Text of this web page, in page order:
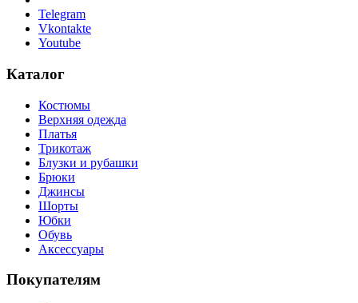
Telegram
Vkontakte
Youtube
Каталог
Костюмы
Верхняя одежда
Платья
Трикотаж
Блузки и рубашки
Брюки
Джинсы
Шорты
Юбки
Обувь
Аксессуары
Покупателям